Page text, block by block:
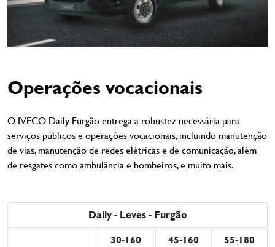
Operações vocacionais
O IVECO Daily Furgão entrega a robustez necessária para
serviços públicos e operações vocacionais, incluindo manutenção
de vias, manutenção de redes elétricas e de comunicação, além
de resgates como ambulância e bombeiros, e muito mais.
Daily - Leves - Furgão
30-160 45-160 55-180